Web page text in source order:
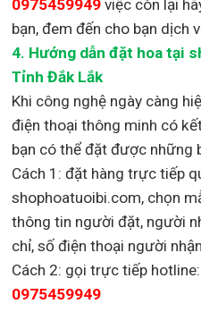
0975459949việc còn lại
bạn, đem đến cho bạn dịch
4. Hướng dẫn đặt hoa tại
Tỉnh Đắk Lắk
Khi công nghệ ngày càng
điện thoại thông minh có
bạn có thể đặt được những
Cách 1: đặt hàng trực tiếp
shophoatuoibi.com, chọn
thông tin người đặt, người
chỉ, số điện thoại người
Cách 2: gọi trực tiếp hotline:
0975459949